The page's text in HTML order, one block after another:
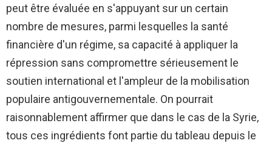
peut être évaluée en s'appuyant sur un certain
nombre de mesures, parmi lesquelles la santé
financière d'un régime, sa capacité à appliquer la
répression sans compromettre sérieusement le
soutien international et l'ampleur de la mobilisation
populaire antigouvernementale. On pourrait
raisonnablement affirmer que dans le cas de la Syrie,
tous ces ingrédients font partie du tableau depuis le